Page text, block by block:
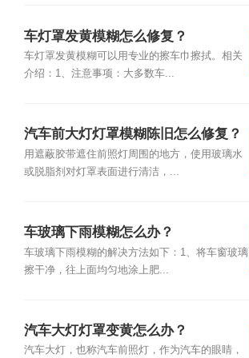
车灯罩发黄模糊怎么修复？
车灯罩发黄模糊可以用专业的擦车巾擦拭。相关
介绍：1、注意事项：大多数车...
汽车前大灯灯罩模糊陈旧怎么修复？
用遮蔽胶带遮住前照灯周围的地方，使用玻璃水
或脱脂剂对灯罩表面进行清洁，...
车玻璃下雨模糊怎么办？
车玻璃下雨模糊的解决方法如下：1、将车窗玻璃
擦干净，往上面均匀地涂上肥...
汽车大灯灯罩变黄怎么办？
汽车大灯，也称汽车前照灯，作为汽车的眼睛，